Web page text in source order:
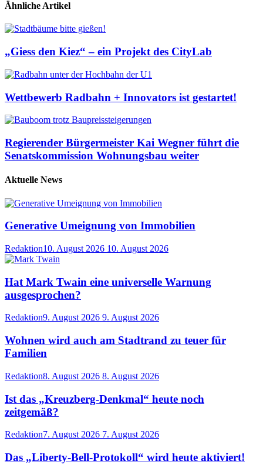
Ähnliche Artikel
„Giess den Kiez“ – ein Projekt des CityLab
Wettbewerb Radbahn + Innovators ist gestartet!
Regierender Bürgermeister Kai Wegner führt die
Senatskommission Wohnungsbau weiter
Aktuelle News
Generative Umeignung von Immobilien
Redaktion10. August 2026 10. August 2026
Hat Mark Twain eine universelle Warnung
ausgesprochen?
Redaktion9. August 2026 9. August 2026
Wohnen wird auch am Stadtrand zu teuer für
Familien
Redaktion8. August 2026 8. August 2026
Ist das „Kreuzberg-Denkmal“ heute noch
zeitgemäß?
Redaktion7. August 2026 7. August 2026
Das „Liberty-Bell-Protokoll“ wird heute aktiviert!